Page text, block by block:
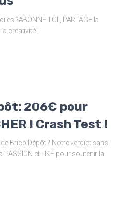
?ABONNE TOI , PARTAGE la
créativité !
206€ pour
! Crash Test !
Brico Dépôt ? Notre verdict sans
PASSION et LIKE pour soutenir la